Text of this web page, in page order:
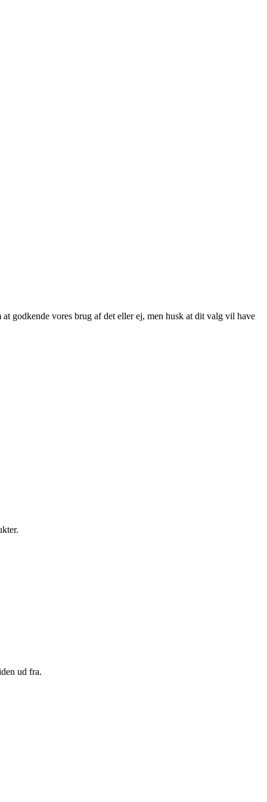
godkende vores brug af det eller ej, men husk at dit valg vil have
ud fra.